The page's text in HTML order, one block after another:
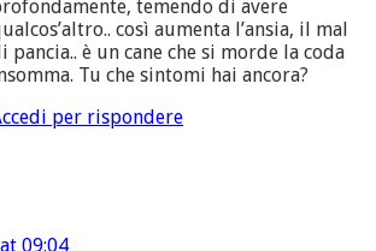
temendo di avere
così aumenta l’ansia, il mal
pancia.. è un cane che si morde la coda
Tu che sintomi hai ancora?
per rispondere
09:04